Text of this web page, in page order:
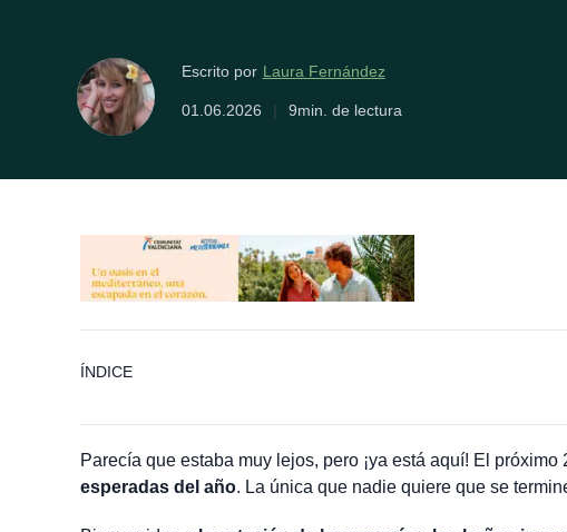
Escrito por Laura Fernández
01.06.2026 |
9min. de lectura
ÍNDICE
Parecía que estaba muy lejos, pero ¡ya está aquí! El próximo
esperadas del año. La única que nadie quiere que se